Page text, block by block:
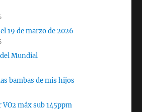
19 de marzo de 2026
Mundial
bambas de mis hijos
máx sub 145ppm